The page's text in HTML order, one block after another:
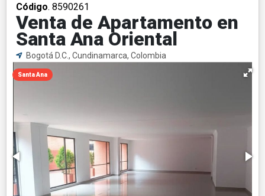
Código. 8590261
Venta de Apartamento en
Santa Ana Oriental
Bogotá D.C., Cundinamarca, Colombia
Santa Ana